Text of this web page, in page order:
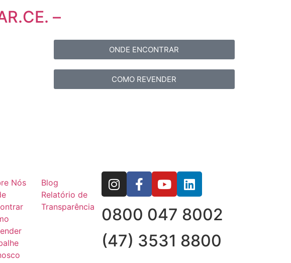
–
ONDE ENCONTRAR
COMO REVENDER
Nós
Blog
Relatório de
Transparência
0800 047 8002
(47) 3531 8800